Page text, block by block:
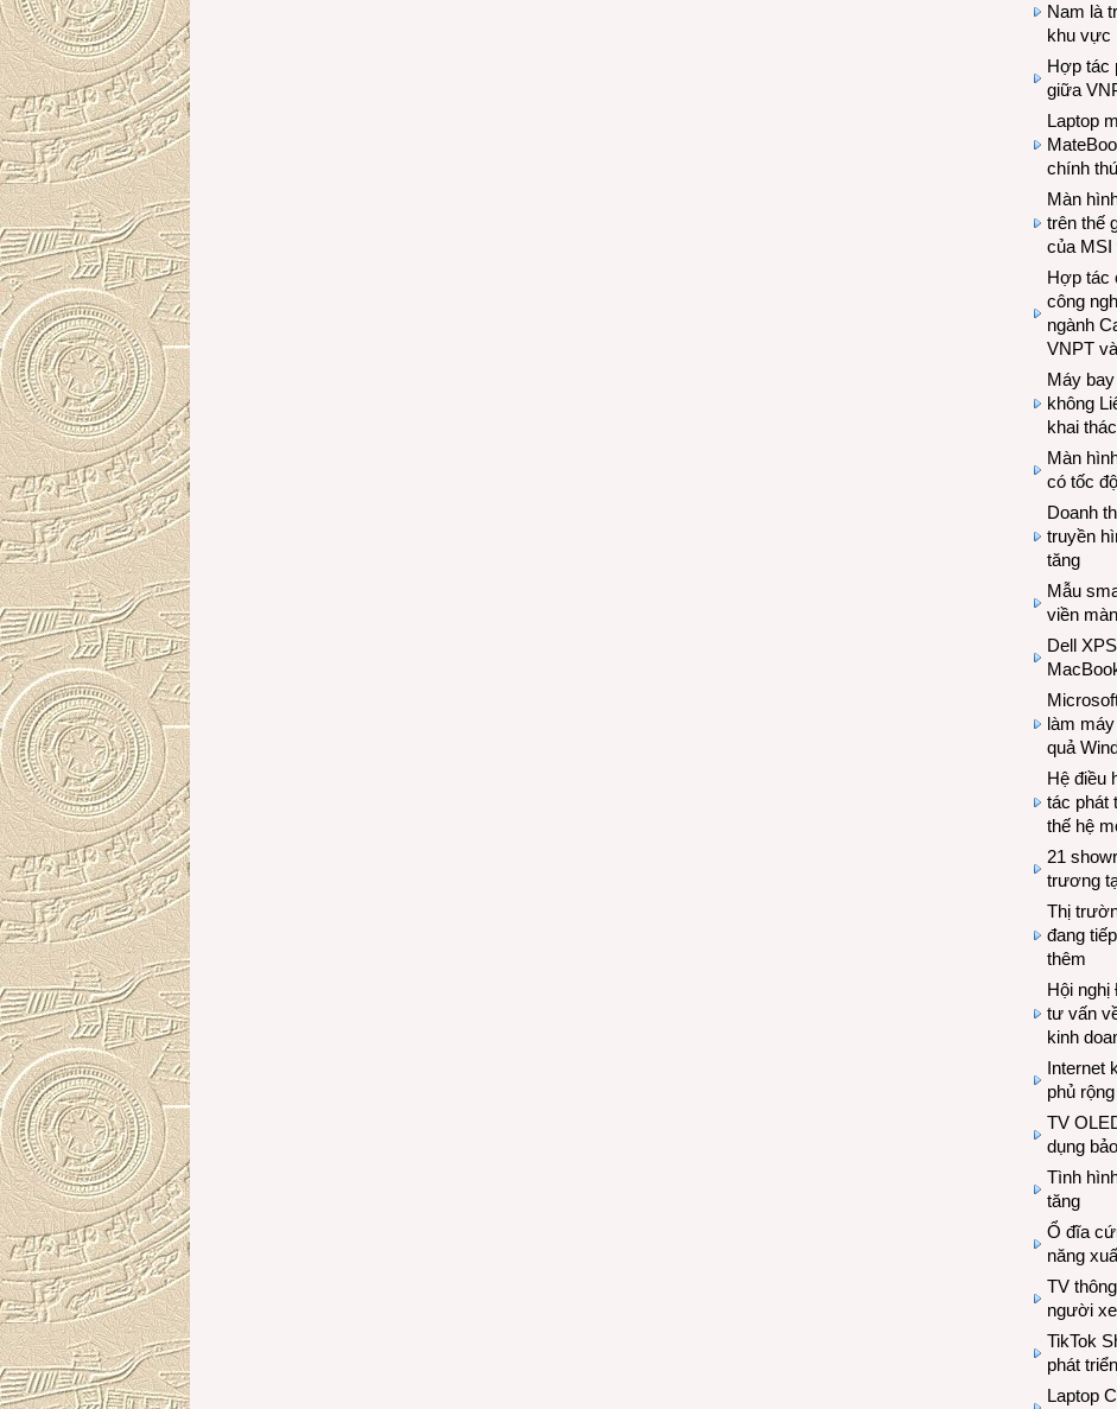
Nam là
khu vực
Hợp tác
giữa
Laptop
chính
Màn
trên thế
của MSI
Hợp tác
công
ngành
VNPT
Máy
không
khai
Màn
có tốc
Doanh
truyền
tăng
Mẫu
viền
Dell
làm
quả
Hệ điều
tác phát
thế hệ
21
trương
Thị
đang
thêm
Hội nghị
tư vấn
kinh
Internet
phủ
TV
dụng
Tình
tăng
Ổ đĩa
năng
TV
người
TikTok
phát
Laptop